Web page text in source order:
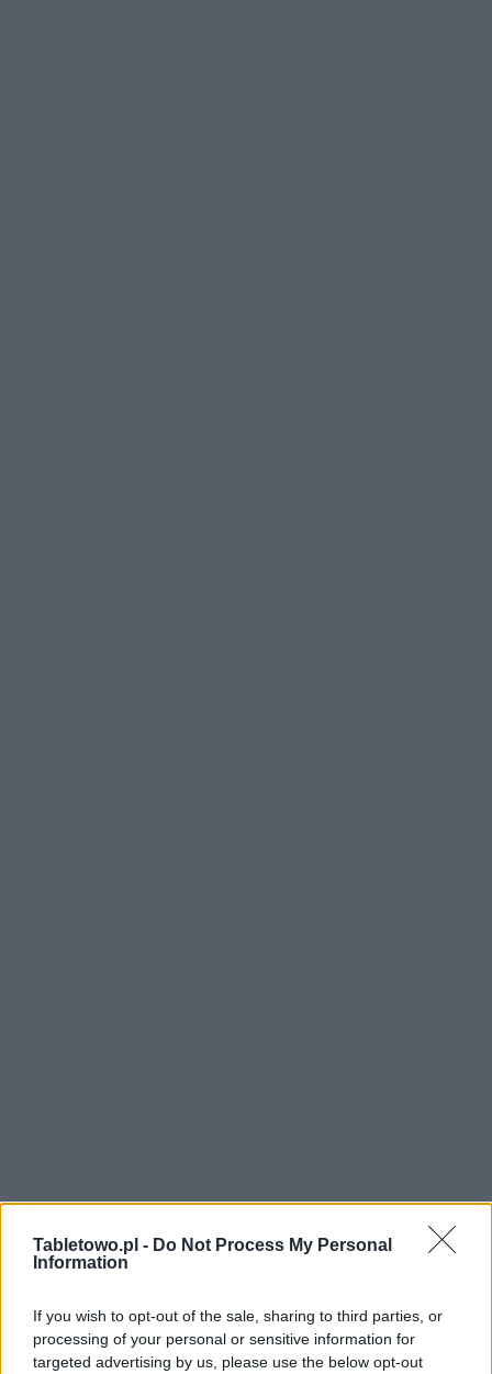
Tabletowo.pl - Do Not Process My Personal
Information
If you wish to opt-out of the sale, sharing to third parties, or
processing of your personal or sensitive information for
targeted advertising by us, please use the below opt-out